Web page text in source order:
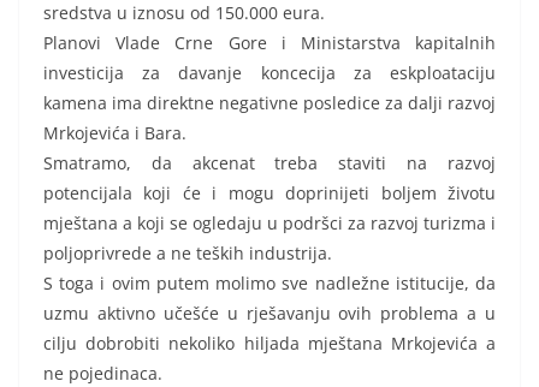
sredstva u iznosu od 150.000 eura.
Planovi Vlade Crne Gore i Ministarstva kapitalnih
investicija za davanje koncecija za eskploataciju
kamena ima direktne negativne posledice za dalji razvoj
Mrkojevića i Bara.
Smatramo, da akcenat treba staviti na razvoj
potencijala koji će i mogu doprinijeti boljem životu
mještana a koji se ogledaju u podršci za razvoj turizma i
poljoprivrede a ne teških industrija.
S toga i ovim putem molimo sve nadležne istitucije, da
uzmu aktivno učešće u rješavanju ovih problema a u
cilju dobrobiti nekoliko hiljada mještana Mrkojevića a
ne pojedinaca.